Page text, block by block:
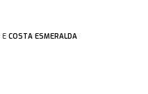
E COSTA ESMERALDA